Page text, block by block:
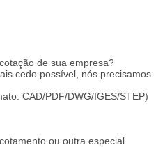
de sua empresa?
cedo possível, nós precisamos
CAD/PDF/DWG/IGES/STEP)
ou outra especial